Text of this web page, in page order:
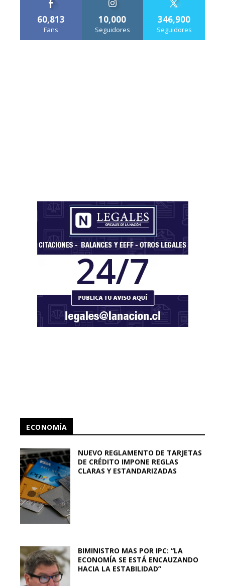
60,813
Fans
10,000
Seguidores
346,900
Seguidores
ECONOMÍA
NUEVO REGLAMENTO DE TARJETAS
DE CRÉDITO IMPONE REGLAS
CLARAS Y ESTANDARIZADAS
BIMINISTRO MAS POR IPC: “LA
ECONOMÍA SE ESTÁ ENCAUZANDO
HACIA LA ESTABILIDAD”